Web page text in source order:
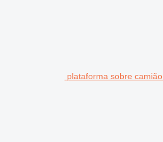
plataforma sobre